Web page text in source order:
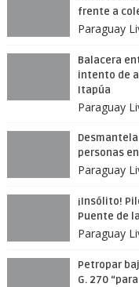
frente a
Paraguay
Balacera
intento de
Itapúa
Paraguay
personas
Paraguay
¡Insólito!
Puente de
Paraguay
Petropar
G. 270